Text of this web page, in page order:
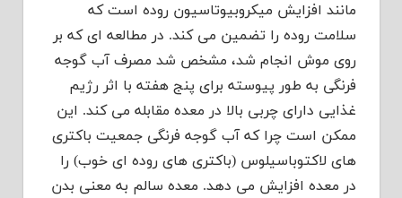
مانند افزایش میکروبیوتاسیون روده است که
سلامت روده را تضمین می کند. در مطالعه ای که بر
روی موش انجام شد، مشخص شد مصرف آب گوجه
فرنگی به طور پیوسته برای پنج هفته با اثر رژیم
غذایی دارای چربی بالا در معده مقابله می کند. این
ممکن است چرا که آب گوجه فرنگی جمعیت باکتری
های لاکتوباسیلوس (باکتری های روده ای خوب) را
در معده افزایش می دهد. معده سالم به معنی بدن